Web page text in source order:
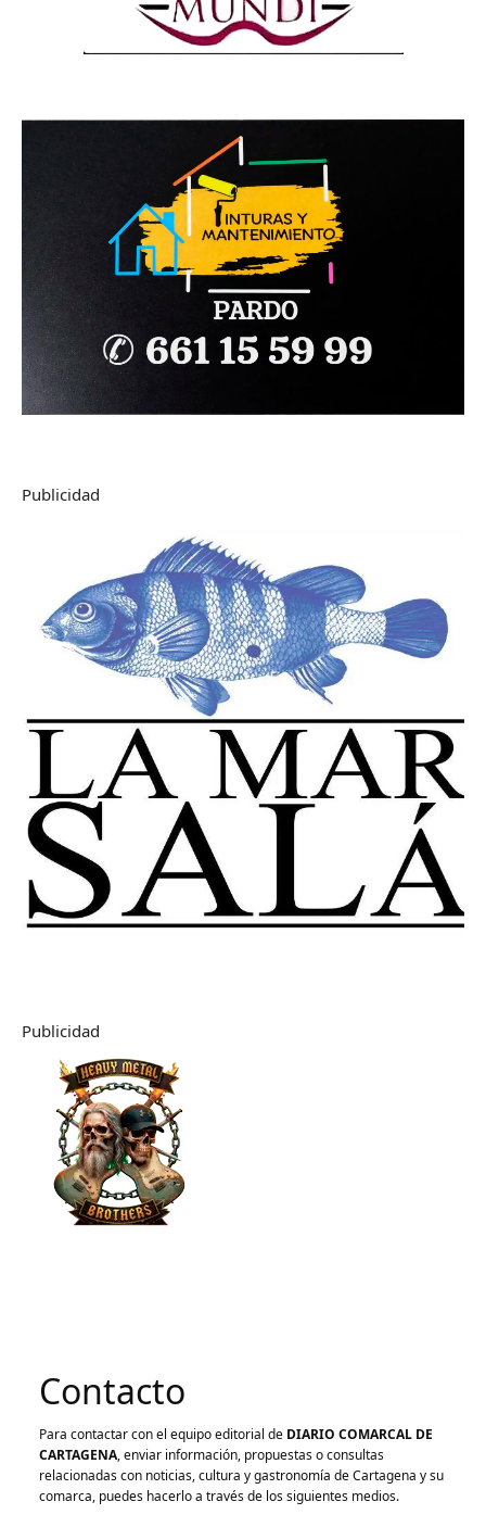
Publicidad
Publicidad
Contacto
Para contactar con el equipo editorial de DIARIO COMARCAL DE
CARTAGENA, enviar información, propuestas o consultas
relacionadas con noticias, cultura y gastronomía de Cartagena y su
comarca, puedes hacerlo a través de los siguientes medios.